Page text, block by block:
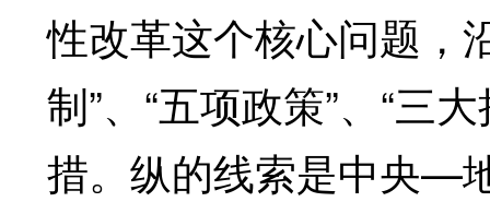
性改革这个核心问题，
制”、“五项政策”、“三
措。纵的线索是中央—